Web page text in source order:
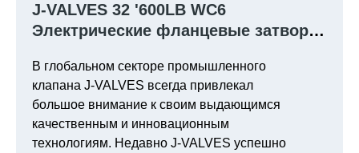
J-VALVES 32 '600LB WC6
Электрические фланцевые затворы
В глобальном секторе промышленного
клапана J-VALVES всегда привлекал
большое внимание к своим выдающимся
качественным и инновационным
технологиям. Недавно J-VALVES успешно